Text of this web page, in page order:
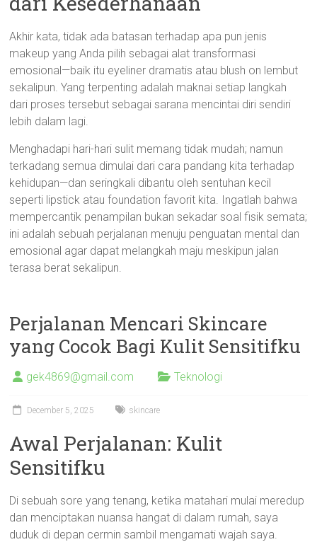
Akhir kata, tidak ada batasan terhadap apa pun jenis
makeup yang Anda pilih sebagai alat transformasi
emosional—baik itu eyeliner dramatis atau blush on lembut
sekalipun. Yang terpenting adalah maknai setiap langkah
dari proses tersebut sebagai sarana mencintai diri sendiri
lebih dalam lagi.
Menghadapi hari-hari sulit memang tidak mudah; namun
terkadang semua dimulai dari cara pandang kita terhadap
kehidupan—dan seringkali dibantu oleh sentuhan kecil
seperti lipstick atau foundation favorit kita. Ingatlah bahwa
mempercantik penampilan bukan sekadar soal fisik semata;
ini adalah sebuah perjalanan menuju penguatan mental dan
emosional agar dapat melangkah maju meskipun jalan
terasa berat sekalipun.
Perjalanan Mencari Skincare
yang Cocok Bagi Kulit Sensitifku
gek4869@gmail.com Teknologi
December 5, 2025 skincare
Awal Perjalanan: Kulit
Sensitifku
Di sebuah sore yang tenang, ketika matahari mulai meredup
dan menciptakan nuansa hangat di dalam rumah, saya
duduk di depan cermin sambil mengamati wajah saya.